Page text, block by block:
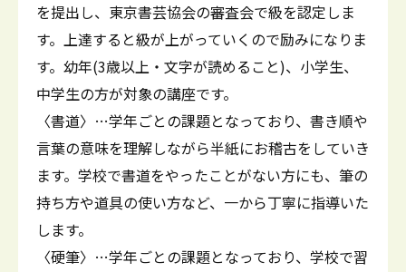
を提出し、東京書芸協会の審査会で級を認定しま
す。上達すると級が上がっていくので励みになりま
す。幼年(3歳以上・文字が読めること)、小学生、
中学生の方が対象の講座です。
〈書道〉…学年ごとの課題となっており、書き順や
言葉の意味を理解しながら半紙にお稽古をしていき
ます。学校で書道をやったことがない方にも、筆の
持ち方や道具の使い方など、一から丁寧に指導いた
します。
〈硬筆〉…学年ごとの課題となっており、学校で習